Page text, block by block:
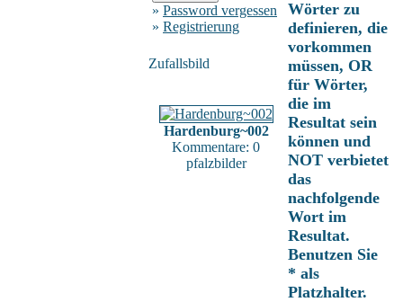
» Password vergessen
» Registrierung
Zufallsbild
Hardenburg~002
Kommentare: 0
pfalzbilder
Wörter zu
definieren, die
vorkommen
müssen, OR
für Wörter,
die im
Resultat sein
können und
NOT verbietet
das
nachfolgende
Wort im
Resultat.
Benutzen Sie
* als
Platzhalter.